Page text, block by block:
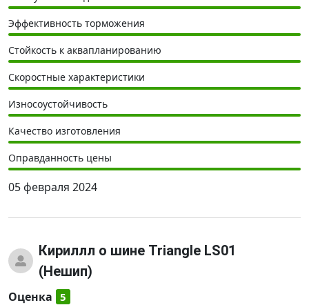
Эффективность торможения
Стойкость к аквапланированию
Скоростные характеристики
Износоустойчивость
Качество изготовления
Оправданность цены
05 февраля 2024
Кириллл о шине Triangle LS01
(Нешип)
Оценка 5